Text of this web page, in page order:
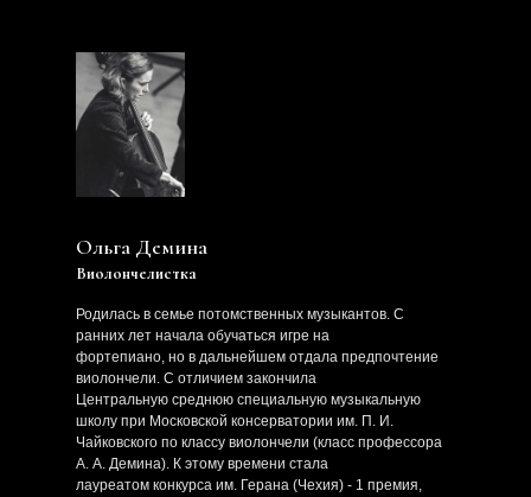
Родилась в семье потомственных музыкантов. С
ранних лет начала обучаться игре на
фортепиано, но в дальнейшем отдала предпочтение
виолончели. С отличием закончила
Центральную среднюю специальную музыкальную
школу при Московской консерватории им. П. И.
Чайковского по классу виолончели (класс профессора
А. А. Демина). К этому времени стала
лауреатом конкурса им. Герана (Чехия) - 1 премия,
Ольга Демина
Виолончелистка